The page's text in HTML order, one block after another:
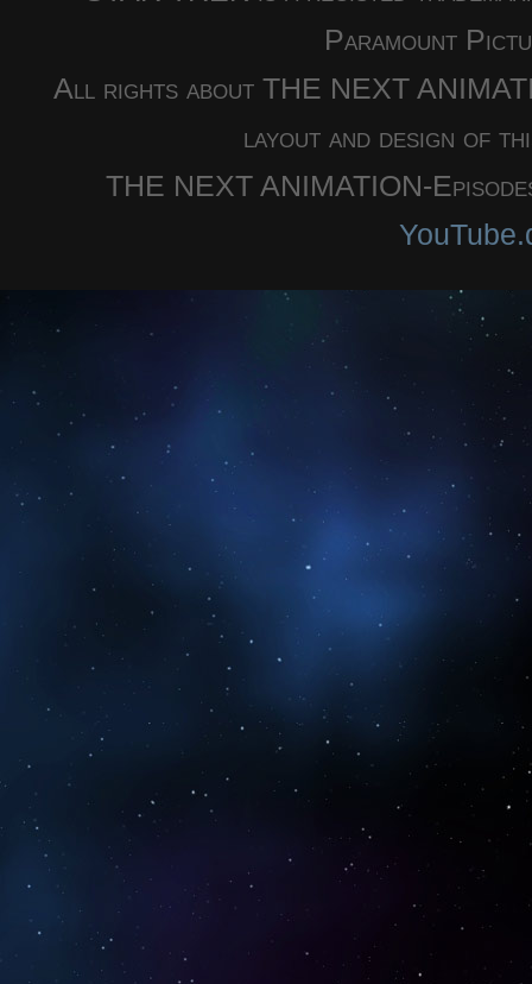
Paramount
All rights about THE NEXT
layout and design of
THE NEXT ANIMATION-